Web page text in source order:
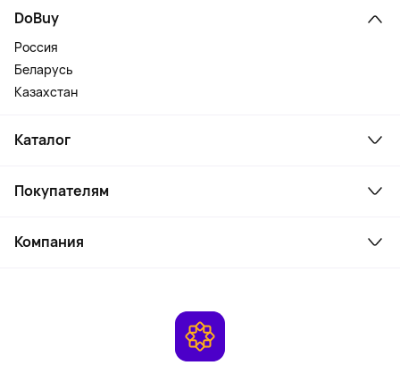
DoBuy
Россия
Беларусь
Казахстан
Каталог
Ноутбуки, мониторы, VR
Косметика и уход
Покупателям
Как заказать
Компания